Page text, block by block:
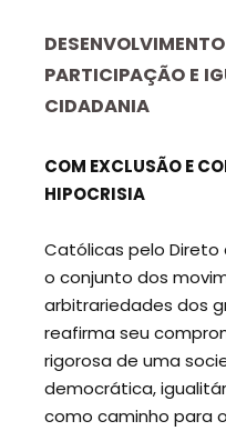
PARTICIPAÇÃO E
CIDADANIA
COM EXCLUSÃO E
HIPOCRISIA
Católicas pelo
o conjunto dos
arbitrariedades dos
reafirma seu
rigorosa de uma
democrática,
como caminho para